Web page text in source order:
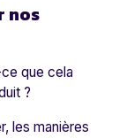
nos
que cela
?
les manières